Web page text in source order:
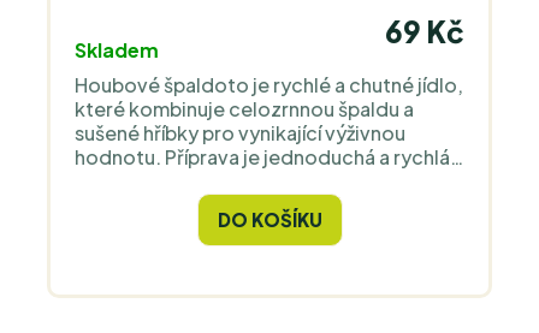
Skladem
69 Kč
Houbové špaldoto je rychlé a chutné jídlo,
které kombinuje celozrnnou špaldu a
sušené hříbky pro vynikající výživnou
hodnotu. Příprava je jednoduchá a rychlá
každodenní vaření.
DO KOŠÍKU